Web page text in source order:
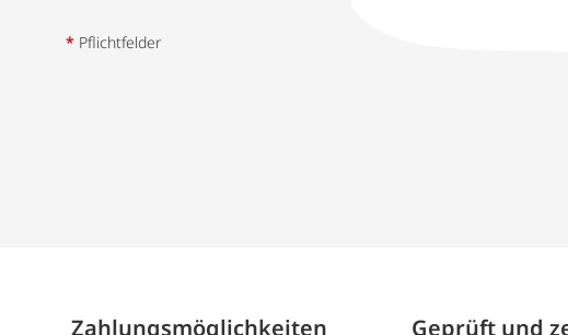
* Pflichtfelder
Zahlungs­möglich­keiten Geprüft und